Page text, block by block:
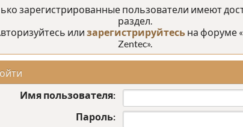
зарегистрированные пользователи имеют
раздел.
или зарегистрируйтесь на форуме
Zentec».
Имя пользователя:
Пароль: